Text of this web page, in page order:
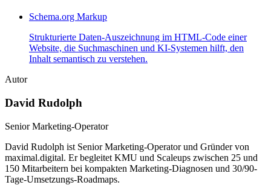
Schema.org Markup
Strukturierte Daten-Auszeichnung im HTML-Code einer
Website, die Suchmaschinen und KI-Systemen hilft, den
Inhalt semantisch zu verstehen.
Autor
David Rudolph
Senior Marketing-Operator
David Rudolph ist Senior Marketing-Operator und Gründer von
maximal.digital. Er begleitet KMU und Scaleups zwischen 25 und
150 Mitarbeitern bei kompakten Marketing-Diagnosen und 30/90-
Tage-Umsetzungs-Roadmaps.